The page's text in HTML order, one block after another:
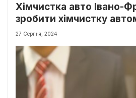
Хімчистка авто Івано-
зробити хімчистку
27 Серпня, 2024